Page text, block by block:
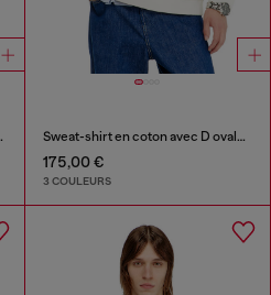
manches Sweat-shirt en coton avec D ovale floqué
175,00 €
3 COULEURS